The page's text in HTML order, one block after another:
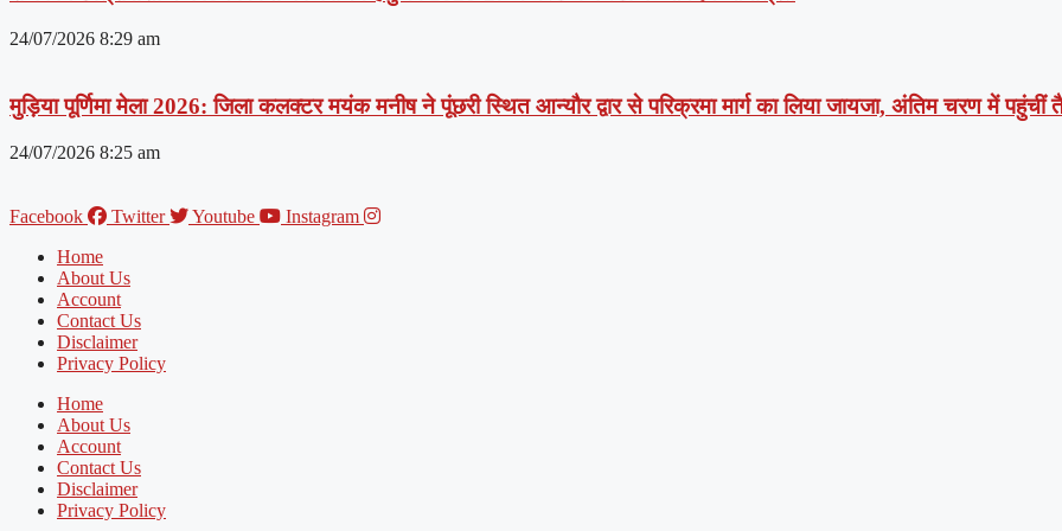
24/07/2026 8:29 am
मुड़िया पूर्णिमा मेला 2026: जिला कलक्टर मयंक मनीष ने पूंछरी स्थित आन्यौर द्वार से परिक्रमा मार्ग का लिया जायजा, अंतिम चरण में पहुंचीं
24/07/2026 8:25 am
Facebook Twitter Youtube
Instagram
Home
About Us
Account
Contact Us
Disclaimer
Privacy Policy
Home
About Us
Account
Contact Us
Disclaimer
Privacy Policy